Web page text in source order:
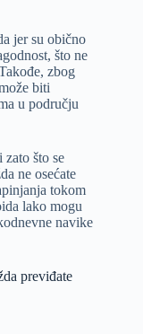
jer su obično
što ne
zbog
biti
u području
što se
ne osećate
tokom
lako mogu
navike
previđate